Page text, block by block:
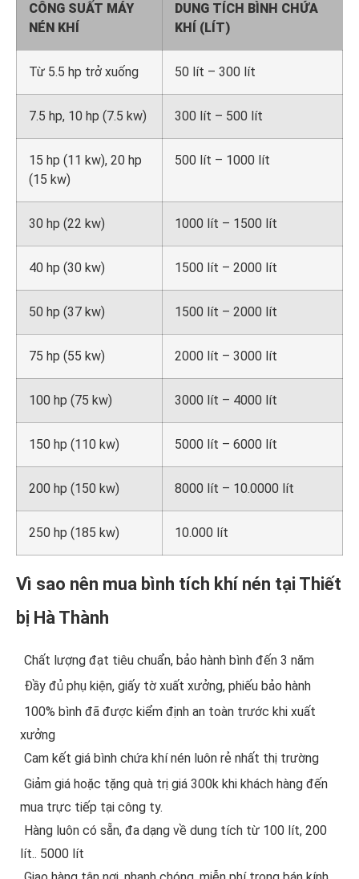
CÔNG SUẤT MÁY
NÉN KHÍ
DUNG TÍCH BÌNH CHỨA
KHÍ (LÍT)
Từ 5.5 hp trở xuống 50 lít – 300 lít
7.5 hp, 10 hp (7.5 kw) 300 lít – 500 lít
15 hp (11 kw), 20 hp
(15 kw)
500 lít – 1000 lít
30 hp (22 kw) 1000 lít – 1500 lít
40 hp (30 kw) 1500 lít – 2000 lít
50 hp (37 kw) 1500 lít – 2000 lít
75 hp (55 kw) 2000 lít – 3000 lít
100 hp (75 kw) 3000 lít – 4000 lít
150 hp (110 kw) 5000 lít – 6000 lít
200 hp (150 kw) 8000 lít – 10.0000 lít
250 hp (185 kw) 10.000 lít
Vì sao nên mua bình tích khí nén tại Thiết
bị Hà Thành
Chất lượng đạt tiêu chuẩn, bảo hành bình đến 3 năm
Đầy đủ phụ kiện, giấy tờ xuất xưởng, phiếu bảo hành
100% bình đã được kiểm định an toàn trước khi xuất
xưởng
Cam kết giá bình chứa khí nén luôn rẻ nhất thị trường
Giảm giá hoặc tặng quà trị giá 300k khi khách hàng đến
mua trực tiếp tại công ty.
Hàng luôn có sẵn, đa dạng về dung tích từ 100 lít, 200
lít.. 5000 lít